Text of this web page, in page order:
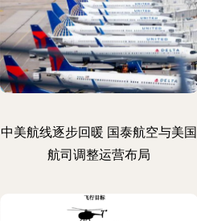
中美航线逐步回暖 国泰航空与美国
航司调整运营布局